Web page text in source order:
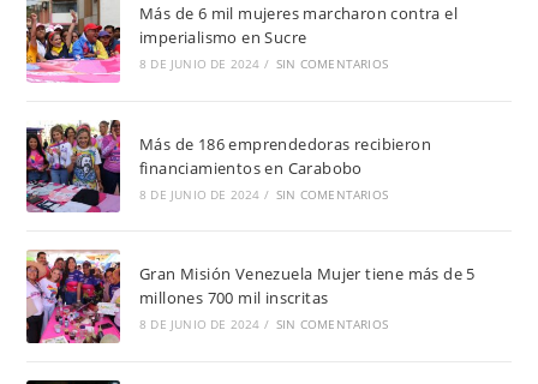
Más de 6 mil mujeres marcharon contra el
imperialismo en Sucre
8 DE JUNIO DE 2024 / SIN COMENTARIOS
Más de 186 emprendedoras recibieron
financiamientos en Carabobo
8 DE JUNIO DE 2024 / SIN COMENTARIOS
Gran Misión Venezuela Mujer tiene más de 5
millones 700 mil inscritas
8 DE JUNIO DE 2024 / SIN COMENTARIOS